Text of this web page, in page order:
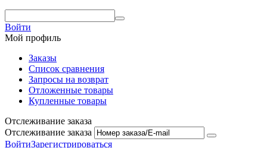
Войти
Мой профиль
Заказы
Список сравнения
Запросы на возврат
Отложенные товары
Купленные товары
Отслеживание заказа
Отслеживание заказа
ВойтиЗарегистрироваться